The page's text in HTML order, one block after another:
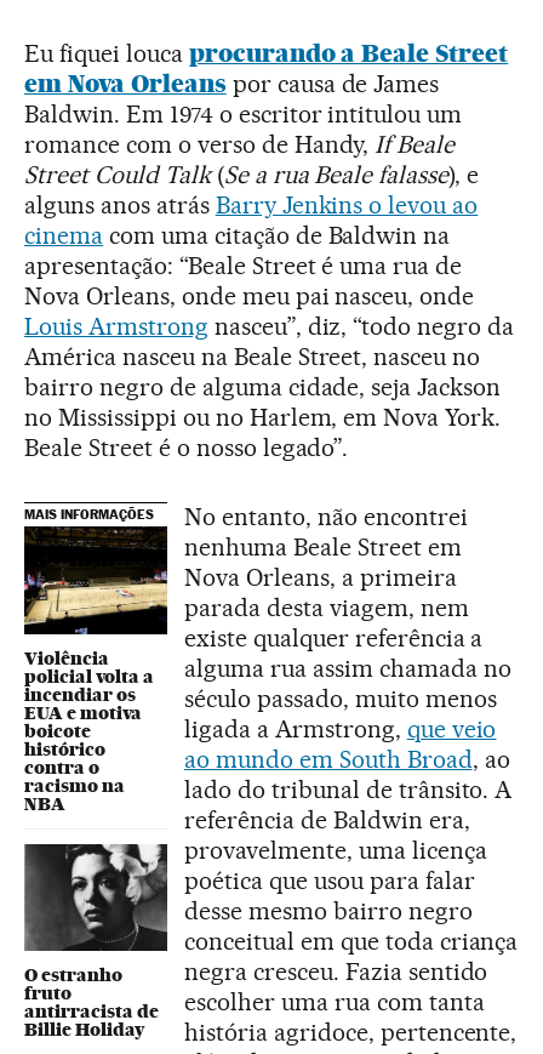
Eu fiquei louca procurando a Beale Street
em Nova Orleans por causa de James
Baldwin. Em 1974 o escritor intitulou um
romance com o verso de Handy,If Beale
Street Could Talk(Se a rua Beale falasse), e
alguns anos atrás Barry Jenkins o levou ao
cinemacom uma citação de Baldwin na
apresentação: “Beale Street é uma rua de
Nova Orleans, onde meu pai nasceu, onde
Louis Armstrong nasceu”, diz, “todo negro da
América nasceu na Beale Street, nasceu no
bairro negro de alguma cidade, seja Jackson
no Mississippi ou no Harlem, em Nova York.
Beale Street é o nosso legado”.
MAIS INFORMAÇÕES
Violência
policial volta a
incendiar os
EUA e motiva
boicote
histórico
contra o
racismo na
NBA
O estranho
fruto
antirracista de
Billie Holiday
No entanto, não encontrei
nenhuma Beale Street em
Nova Orleans, a primeira
parada desta viagem, nem
existe qualquer referência a
alguma rua assim chamada no
século passado, muito menos
ligada a Armstrong, que veio
ao mundo em South Broad, ao
lado do tribunal de trânsito. A
referência de Baldwin era,
provavelmente, uma licença
poética que usou para falar
desse mesmo bairro negro
conceitual em que toda criança
negra cresceu. Fazia sentido
escolher uma rua com tanta
história agridoce, pertencente,